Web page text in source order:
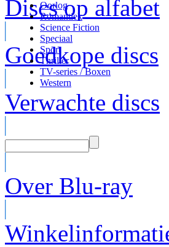
Discs op alfabet
Goedkope discs
Verwachte discs
Over Blu-ray
Oorlog
Romantiek
Science Fiction
Speciaal
Sport
Thriller
TV-series / Boxen
Western